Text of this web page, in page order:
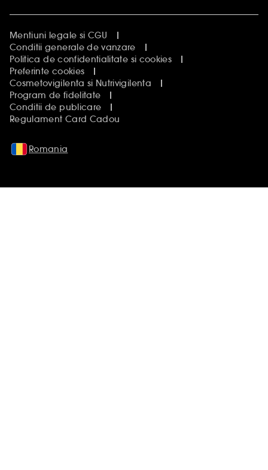
Mentiuni legale si CGU
Conditii generale de vanzare
Politica de confidentialitate si cookies
Preferinte cookies
Cosmetovigilenta si Nutrivigilenta
Program de fidelitate
Conditii de publicare
Regulament Card Cadou
Romania